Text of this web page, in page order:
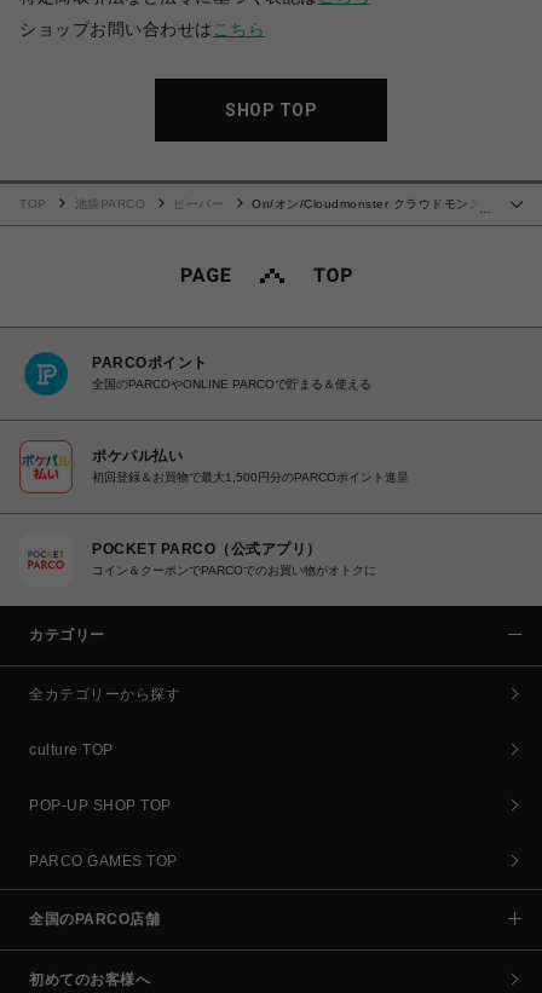
ショップお問い合わせは こちら
SHOP TOP
TOP 池袋PARCO ビーバー
On/オン/Cloudmonster クラウドモンス
PARCOポイント
全国のPARCOやONLINE PARCOで貯まる＆使える
ポケパル払い
初回登録＆お買物で最大1,500円分のPARCOポイント進呈
POCKET PARCO（公式アプリ）
コイン＆クーポンでPARCOでのお買い物がオトクに
カテゴリー
全カテゴリーから探す
culture TOP
POP-UP SHOP TOP
PARCO GAMES TOP
全国のPARCO店舗
初めてのお客様へ